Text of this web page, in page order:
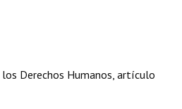
Derechos Humanos, artículo